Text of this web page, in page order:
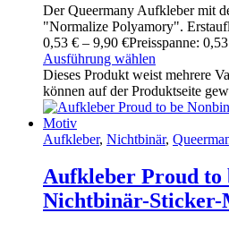
Der Queermany Aufkleber mit
"Normalize Polyamory".
0,53 € – 9,90 €Preisspanne: 0,53
Ausführung wählen
Dieses Produkt weist mehrere
können auf der Produktseite
Aufkleber, Nichtbinär,
Aufkleber Proud to
Nichtbinär-